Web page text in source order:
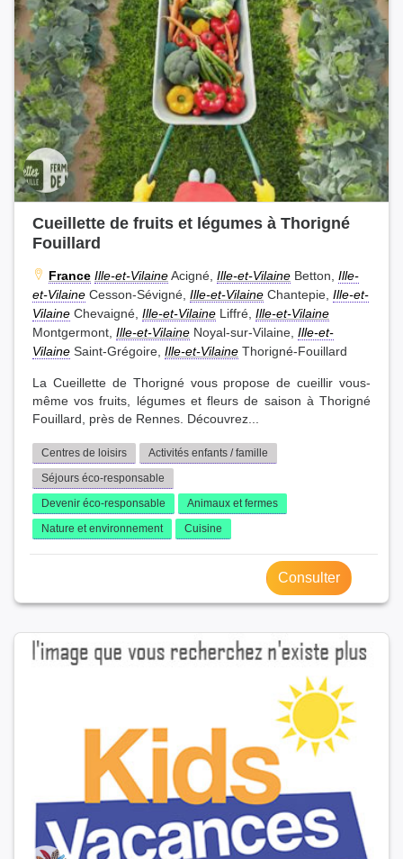
Cueillette de fruits et légumes à Thorigné
Fouillard
France Ille-et-VilaineAcigné, Ille-et-Vilaine Betton, Ille-
et-Vilaine Cesson-Sévigné, Ille-et-Vilaine Chantepie, Ille-et-
Vilaine Chevaigné, Ille-et-Vilaine Liffré, Ille-et-Vilaine
Montgermont, Ille-et-Vilaine Noyal-sur-Vilaine, Ille-et-
Vilaine Saint-Grégoire, Ille-et-Vilaine Thorigné-Fouillard
La Cueillette de Thorigné vous propose de cueillir vous-
même vos fruits, légumes et fleurs de saison à Thorigné
Fouillard, près de Rennes. Découvrez...
Centres de loisirs
Activités enfants / famille
Séjours éco-responsable
Devenir éco-responsable
Animaux et fermes
Nature et environnement
Cuisine
Consulter